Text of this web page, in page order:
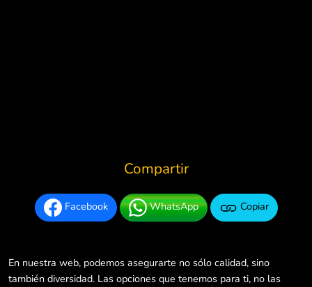
Compartir
Facebook WhatsApp Copiar
En nuestra web, podemos asegurarte no sólo calidad, sino
también diversidad. Las opciones que tenemos para ti, no las